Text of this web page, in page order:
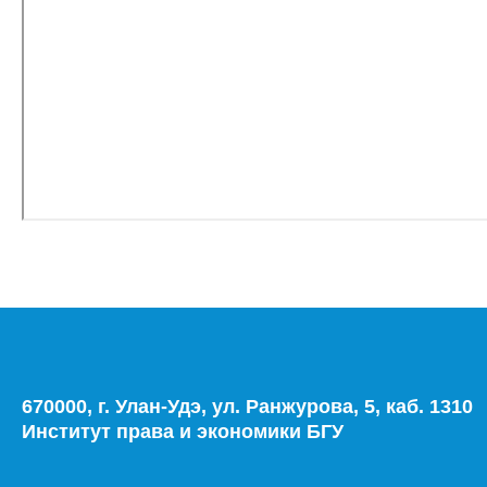
670000, г. Улан-Удэ, ул. Ранжурова, 5, каб. 1310
Институт права и экономики БГУ